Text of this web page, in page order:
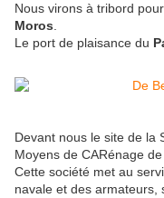
Nous virons à tribord
Moros
Le port de plaisance du
Devant nous le site de la
Moyens de CARénage
Cette société met au
navale et des armateurs,